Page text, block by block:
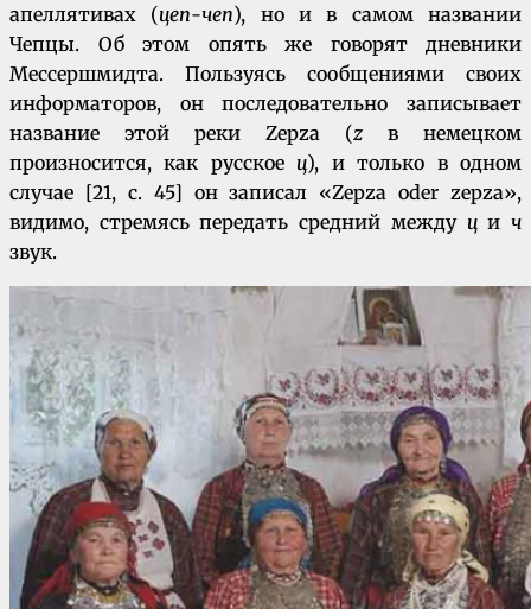
апеллятивах (цеп-чеп), но и в самом названии
Чепцы. Об этом опять же говорят дневники
Мессершмидта. Пользуясь сообщениями своих
информаторов, он последовательно записывает
название этой реки Zepza (z в немецком
произносится, как русское ц), и только в одном
случае [21, с. 45] он записал «Zepza oder zepza»,
видимо, стремясь передать средний между цич
звук.